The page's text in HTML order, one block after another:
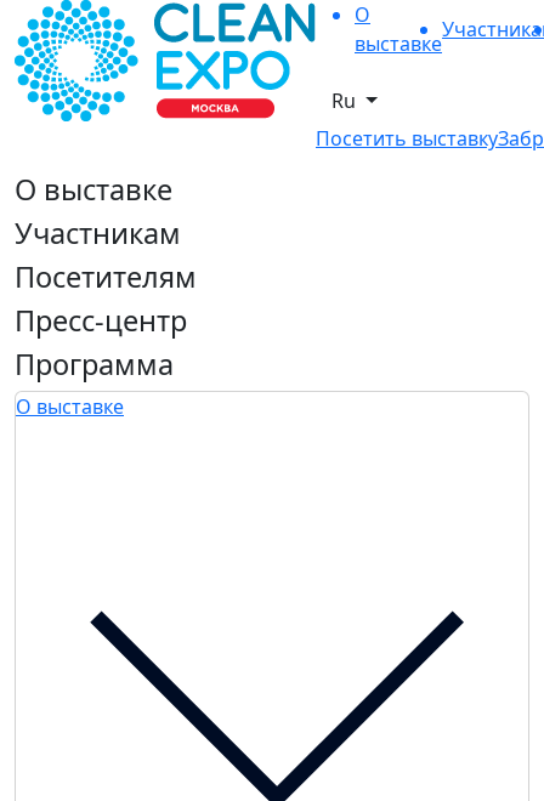
О
выставке
Ru
Посетить выставку
О выставке
Участникам
Посетителям
Пресс-центр
Программа
О выставке